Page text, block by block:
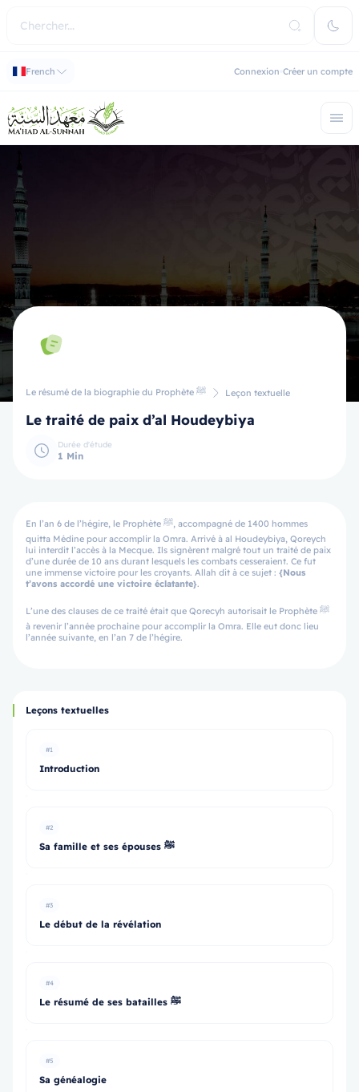
French Connexion Créer un compte
Le résumé de la biographie du Prophète ﷺ Leçon textuelle
Le traité de paix d’al Houdeybiya
Durée d'étude
1 Min
En l’an 6 de l’hégire, le Prophète ﷺ, accompagné de 1400 hommes
quitta Médine pour accomplir la Omra. Arrivé à al Houdeybiya, Qoreych
lui interdit l’accès à la Mecque. Ils signèrent malgré tout un traité de paix
d’une durée de 10 ans durant lesquels les combats cesseraient. Ce fut
une immense victoire pour les croyants. Allah dit à ce sujet : {Nous
t’avons accordé une victoire éclatante}.
L’une des clauses de ce traité était que Qorecyh autorisait le Prophète ﷺ
à revenir l’année prochaine pour accomplir la Omra. Elle eut donc lieu
l’année suivante, en l’an 7 de l’hégire.
Leçons textuelles
#1
Introduction
#2
Sa famille et ses épouses ﷺ
#3
Le début de la révélation
#4
Le résumé de ses batailles ﷺ
#5
Sa généalogie